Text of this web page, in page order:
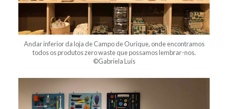
Andar inferior da loja de Campo de Ourique, onde encontramos
todos os produtos zero waste que possamos lembrar-nos.
©Gabriela Luís